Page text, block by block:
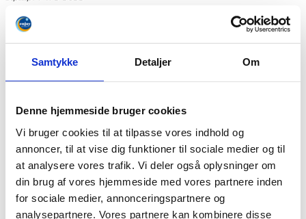
Samtykke Detaljer Om
Denne hjemmeside bruger cookies
Vi bruger cookies til at tilpasse vores indhold og
annoncer, til at vise dig funktioner til sociale medier og til
at analysere vores trafik. Vi deler også oplysninger om
din brug af vores hjemmeside med vores partnere inden
for sociale medier, annonceringspartnere og
analysepartnere. Vores partnere kan kombinere disse
Aktivitäten
Ferienhäuser
Luxus Apartment
1½ stöckig
Wellness
Behandlungen
Umgebung
Fitness
Eintritt Preis